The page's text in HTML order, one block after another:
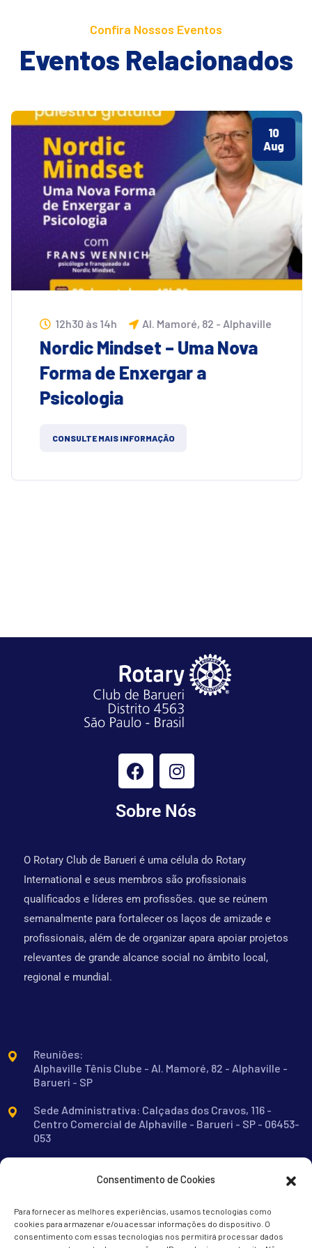
Consentimento de Cookies
Para fornecer as melhores experiências, usamos tecnologias como
cookies para armazenar e/ou acessar informações do dispositivo. O
consentimento com essas tecnologias nos permitirá processar dados
Confira Nossos Eventos
Eventos Relacionados
10
Aug
12h30 às 14h Al. Mamoré, 82 - Alphaville
Nordic Mindset – Uma Nova
Forma de Enxergar a
Psicologia
CONSULTE MAIS INFORMAÇÃO
Sobre Nós
O Rotary Club de Barueri é uma célula do Rotary
International e seus membros são profissionais
qualificados e líderes em profissões. que se reúnem
semanalmente para fortalecer os laços de amizade e
profissionais, além de de organizar apara apoiar projetos
relevantes de grande alcance social no âmbito local,
regional e mundial.
Reuniões:
Alphaville Tênis Clube - Al. Mamoré, 82 - Alphaville -
Barueri - SP
Sede Administrativa: Calçadas dos Cravos, 116 -
Centro Comercial de Alphaville - Barueri - SP - 06453-
053